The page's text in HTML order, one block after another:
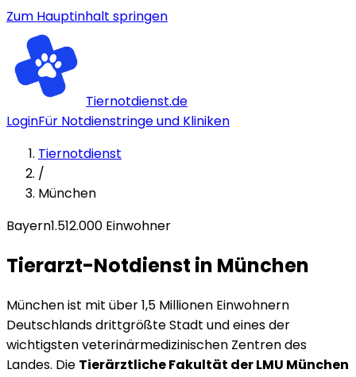
Zum Hauptinhalt springen
Tiernotdienst.de
LoginFür Notdienstringe und Kliniken
Tiernotdienst
/
München
Bayern1.512.000 Einwohner
Tierarzt-Notdienst in München
München ist mit über 1,5 Millionen Einwohnern
Deutschlands drittgrößte Stadt und eines der
wichtigsten veterinärmedizinischen Zentren des
Landes. Die Tierärztliche Fakultät der LMU München